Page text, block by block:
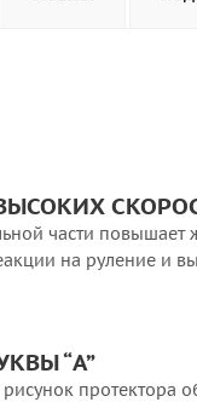
части повышает
на руление и
“A”
протектора